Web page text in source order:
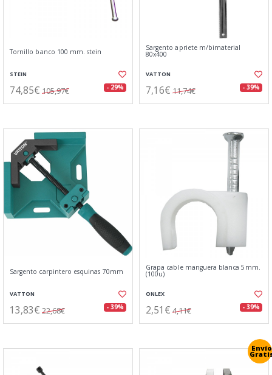
Tornillo banco 100 mm. stein
STEIN
74,85€ 105,97€ - 29%
Sargento apriete m/bimaterial
80x400
VATTON
7,16€ 11,74€ - 39%
Sargento carpintero esquinas 70mm
VATTON
13,83€ 22,68€ - 39%
Grapa cable manguera blanca 5mm.
(100u)
ONLEX
2,51€ 4,11€ - 39%
Envío